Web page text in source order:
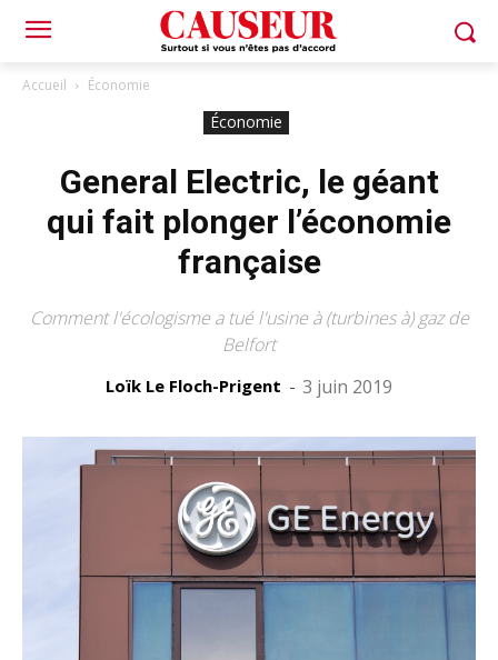
Accueil Économie
Économie
General Electric, le géant
qui fait plonger l’économie
française
Comment l'écologisme a tué l'usine à (turbines à) gaz de
Belfort
Loïk Le Floch-Prigent - 3 juin 2019